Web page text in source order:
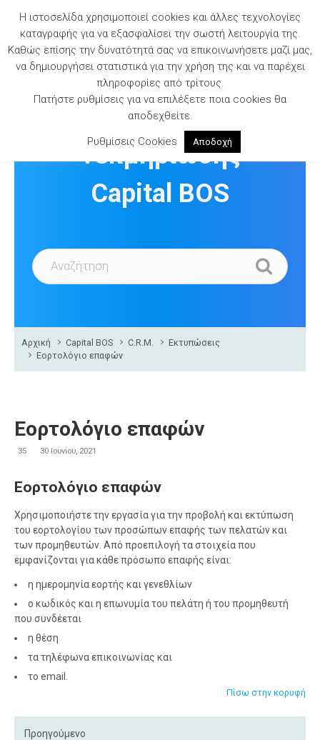
content
Βιβλιοθήκη
Τεκμηρίωσης
Capital BOS
Αρχική Capital BOS C.R.M.
Εκτυπώσεις
Εορτολόγιο επαφών
Εορτολόγιο επαφών
35 30 Ιουνίου, 2021
Εορτολόγιο επαφών
Χρησιμοποιήστε την εργασία για την προβολή και εκτύπωση
του εορτολογίου των προσώπων επαφής των πελατών και
των προμηθευτών. Από προεπιλογή τα στοιχεία που
εμφανίζονται για κάθε πρόσωπο επαφής είναι:
η ημερομηνία εορτής και γενεθλίων
ο κωδικός και η επωνυμία του πελάτη ή του προμηθευτή
που συνδέεται
η θέση
τα τηλέφωνα επικοινωνίας και
το email.
Πίσω στην κορυφή
Προηγούμενο
Η ιστοσελίδα χρησιμοποιεί cookies και άλλες τεχνολογίες
καταγραφής για να εξασφαλίσει την σωστή λειτουργία της.
Καθώς επίσης την δυνατότητά σας να επικοινωνήσετε μαζί μας,
να δημιουργήσει στατιστικά για την χρήση της και να παρέχει
πληροφορίες από τρίτους.
Πατήστε ρυθμίσεις για να επιλέξετε ποια cookies θα
αποδεχθείτε.
Ρυθμίσεις Cookies
Αποδοχή